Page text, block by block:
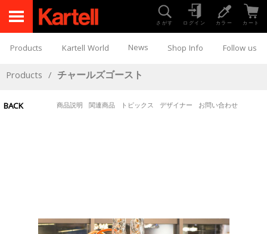
さがす ログイン カラー カート
Products Kartell World News Shop Info Follow us
Products / チャールズゴースト
BACK 商品説明 関連商品 トピックス デザイナー お問い合わせ